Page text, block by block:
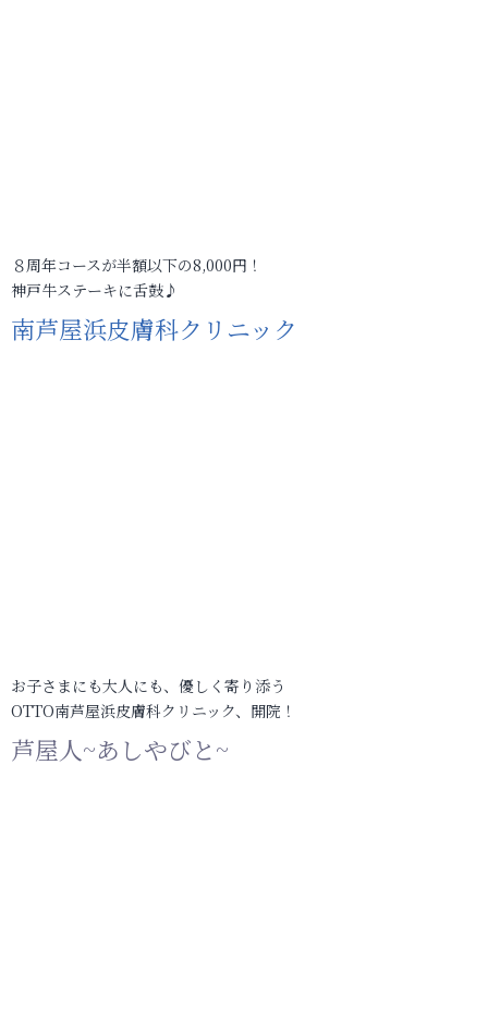
８周年コースが半額以下の8,000円！
神戸牛ステーキに舌鼓♪
南芦屋浜皮膚科クリニック
お子さまにも大人にも、優しく寄り添う
OTTO南芦屋浜皮膚科クリニック、開院！
芦屋人~あしやびと~